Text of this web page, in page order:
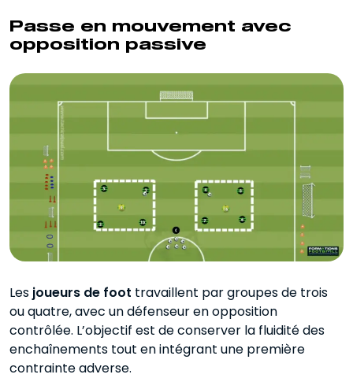
Passe en mouvement avec
opposition passive
Les joueurs de foot travaillent par groupes de trois
ou quatre, avec un défenseur en opposition
contrôlée. L’objectif est de conserver la fluidité des
enchaînements tout en intégrant une première
contrainte adverse.